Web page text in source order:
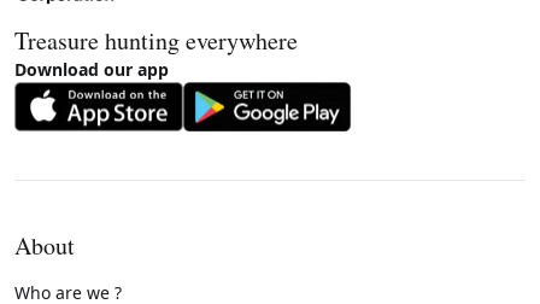
Treasure hunting everywhere
Download our app
About
Who are we ?